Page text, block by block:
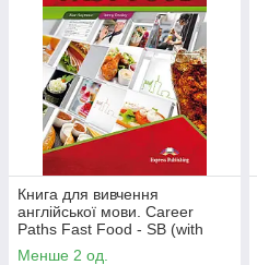
Книга для вивчення
англійської мови. Career
Paths Fast Food - SB (with
Digibook App)
Менше 2 од.